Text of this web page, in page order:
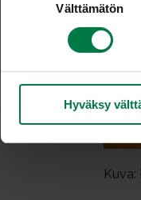
k
Välttämätön
Hyväksy